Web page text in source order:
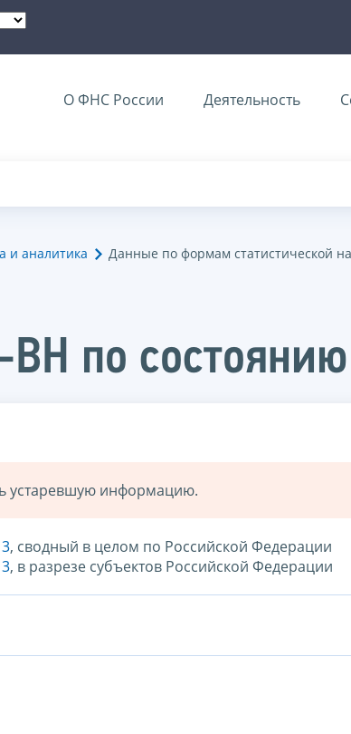
О ФНС России Деятельность
и аналитика Данные по формам статистической
по
устаревшую информацию.
, сводный в целом по Российской Федерации
, в разрезе субъектов Российской Федерации